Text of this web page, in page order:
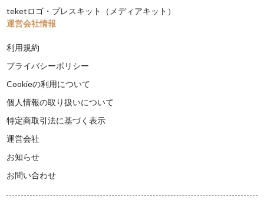
teketロゴ・プレスキット（メディアキット）
運営会社情報
利用規約
プライバシーポリシー
Cookieの利用について
個人情報の取り扱いについて
特定商取引法に基づく表示
運営会社
お知らせ
お問い合わせ